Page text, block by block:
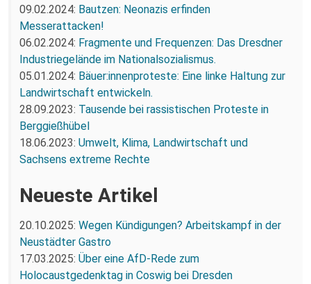
09.02.2024: Bautzen: Neonazis erfinden
Messerattacken!
06.02.2024: Fragmente und Frequenzen: Das Dresdner
Industriegelände im Nationalsozialismus.
05.01.2024: Bäuer:innenproteste: Eine linke Haltung zur
Landwirtschaft entwickeln.
28.09.2023: Tausende bei rassistischen Proteste in
Berggießhübel
18.06.2023: Umwelt, Klima, Landwirtschaft und
Sachsens extreme Rechte
Neueste Artikel
20.10.2025: Wegen Kündigungen? Arbeitskampf in der
Neustädter Gastro
17.03.2025: Über eine AfD-Rede zum
Holocaustgedenktag in Coswig bei Dresden